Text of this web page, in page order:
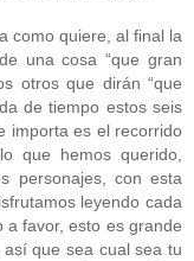
como quiere, al final la
una cosa “que gran
otros que dirán “que
de tiempo estos seis
importa es el recorrido
que hemos querido,
personajes, con esta
leyendo cada
a favor, esto es grande
que sea cual sea tu